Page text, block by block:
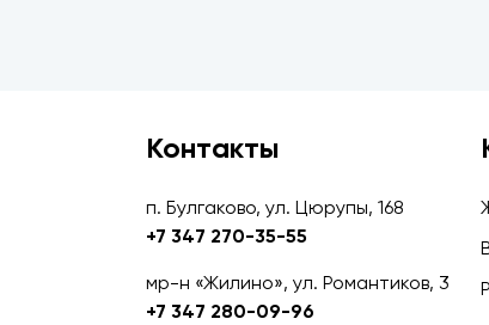
Контакты
п. Булгаково, ул. Цюрупы, 168
+7 347 270-35-55
мр-н «Жилино», ул. Романтиков, 3
+7 347 280-09-96